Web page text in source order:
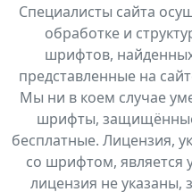
Специалисты сайта
обработке и
шрифтов,
представленные на
Мы ни в коем случае
шрифты,
бесплатные. Лицензия,
со шрифтом, является
лицензия не